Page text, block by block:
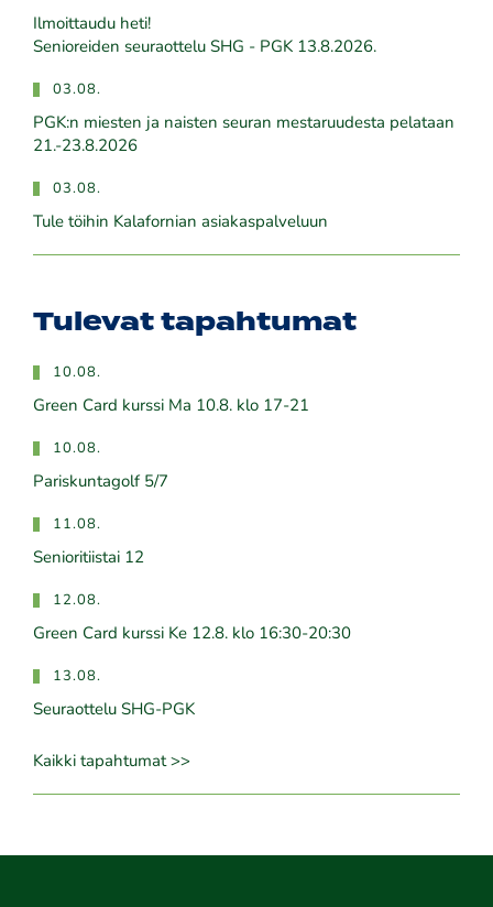
Ilmoittaudu heti!
​​​​​​​Senioreiden seuraottelu SHG - PGK 13.8.2026.
03.08.
PGK:n miesten ja naisten seuran mestaruudesta pelataan
21.-23.8.2026
03.08.
Tule töihin Kalafornian asiakaspalveluun
Tulevat tapahtumat
10.08.
Green Card kurssi Ma 10.8. klo 17-21
10.08.
Pariskuntagolf 5/7
11.08.
Senioritiistai 12
12.08.
Green Card kurssi Ke 12.8. klo 16:30-20:30
13.08.
Seuraottelu SHG-PGK
Kaikki tapahtumat >>